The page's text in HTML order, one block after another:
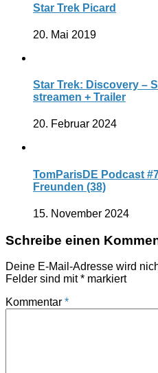
Star Trek Picard
20. Mai 2019
Star Trek: Discovery –
streamen + Trailer
20. Februar 2024
TomParisDE Podcast
Freunden (38)
15. November 2024
Schreibe einen
Deine E-Mail-Adresse wird
Felder sind mit* markiert
Kommentar *